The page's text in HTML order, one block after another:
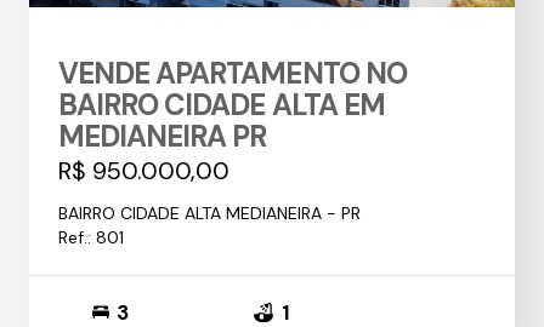
VENDE APARTAMENTO NO
BAIRRO CIDADE ALTA EM
MEDIANEIRA PR
R$ 950.000,00
BAIRRO CIDADE ALTA MEDIANEIRA - PR
Ref.: 801
3 1